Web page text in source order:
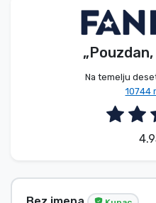
Na temelju
10744